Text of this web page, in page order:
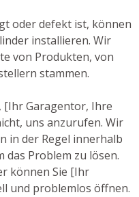
oder defekt ist, können
installieren. Wir
von Produkten, von
stammen.
[Ihr Garagentor, Ihre
uns anzurufen. Wir
in der Regel innerhalb
das Problem zu lösen.
können Sie [Ihr
und problemlos öffnen.